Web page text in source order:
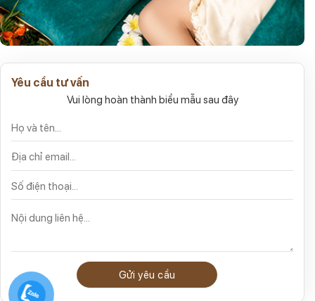
Yêu cầu tư vấn
Vui lòng hoàn thành biểu mẫu sau đây